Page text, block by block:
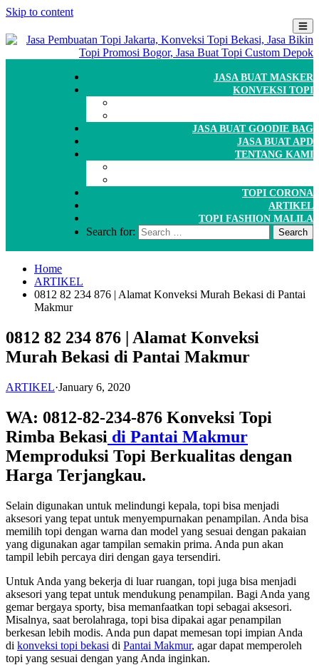
Skip to content
JASA BUAT MASKER
KONVEKSI TOPI
JASA BUAT GOODIE BAG
JASA BUAT APD
TENTANG KAMI
TOPI CORONA
ARTIKEL
TOPI FASHION MALILA
Search for:
Home
ARTIKEL
0812 82 234 876 | Alamat Konveksi Murah Bekasi di Pantai
Makmur
0812 82 234 876 | Alamat Konveksi
Murah Bekasi di Pantai Makmur
ARTIKEL·January 6, 2020
WA: 0812-82-234-876 Konveksi Topi
Rimba Bekasi di Pantai Makmur
Memproduksi Topi Berkualitas dengan
Harga Terjangkau.
Selain digunakan untuk melindungi kepala, topi bisa menjadi
aksesori yang tepat untuk menyempurnakan penampilan. Anda bisa
memilih topi dengan warna dan model yang sesuai dengan pakaian
yang digunakan agar tampilan semakin prima. Anda pun akan
tampil lebih percaya diri dengan gaya tersendiri.
Untuk Anda yang bekerja di luar ruangan, topi juga bisa menjadi
aksesori yang tepat untuk mendukung penampilan. Bagi Anda yang
gemar bergaya sporty, bisa memanfaatkan topi sebagai aksesori.
Misalnya, saat berolahraga, topi bisa dipakai agar penampilan
berkesan lebih modis. Anda pun dapat memesan topi impian Anda
di konveksi topi bekasi di Pantai Makmur, agar dapat memperoleh
topi yang sesuai dengan yang Anda inginkan.